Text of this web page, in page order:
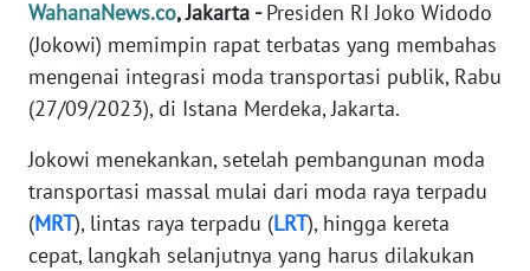
WahanaNews.co, Jakarta -Presiden RI Joko Widodo
(Jokowi) memimpin rapat terbatas yang membahas
mengenai integrasi moda transportasi publik, Rabu
(27/09/2023), di Istana Merdeka, Jakarta.
Jokowi menekankan, setelah pembangunan moda
transportasi massal mulai dari moda raya terpadu
(MRT), lintas raya terpadu (LRT), hingga kereta
cepat, langkah selanjutnya yang harus dilakukan
Informasi
INDEKS
BERITA
KONTAK
KAMI
INFO